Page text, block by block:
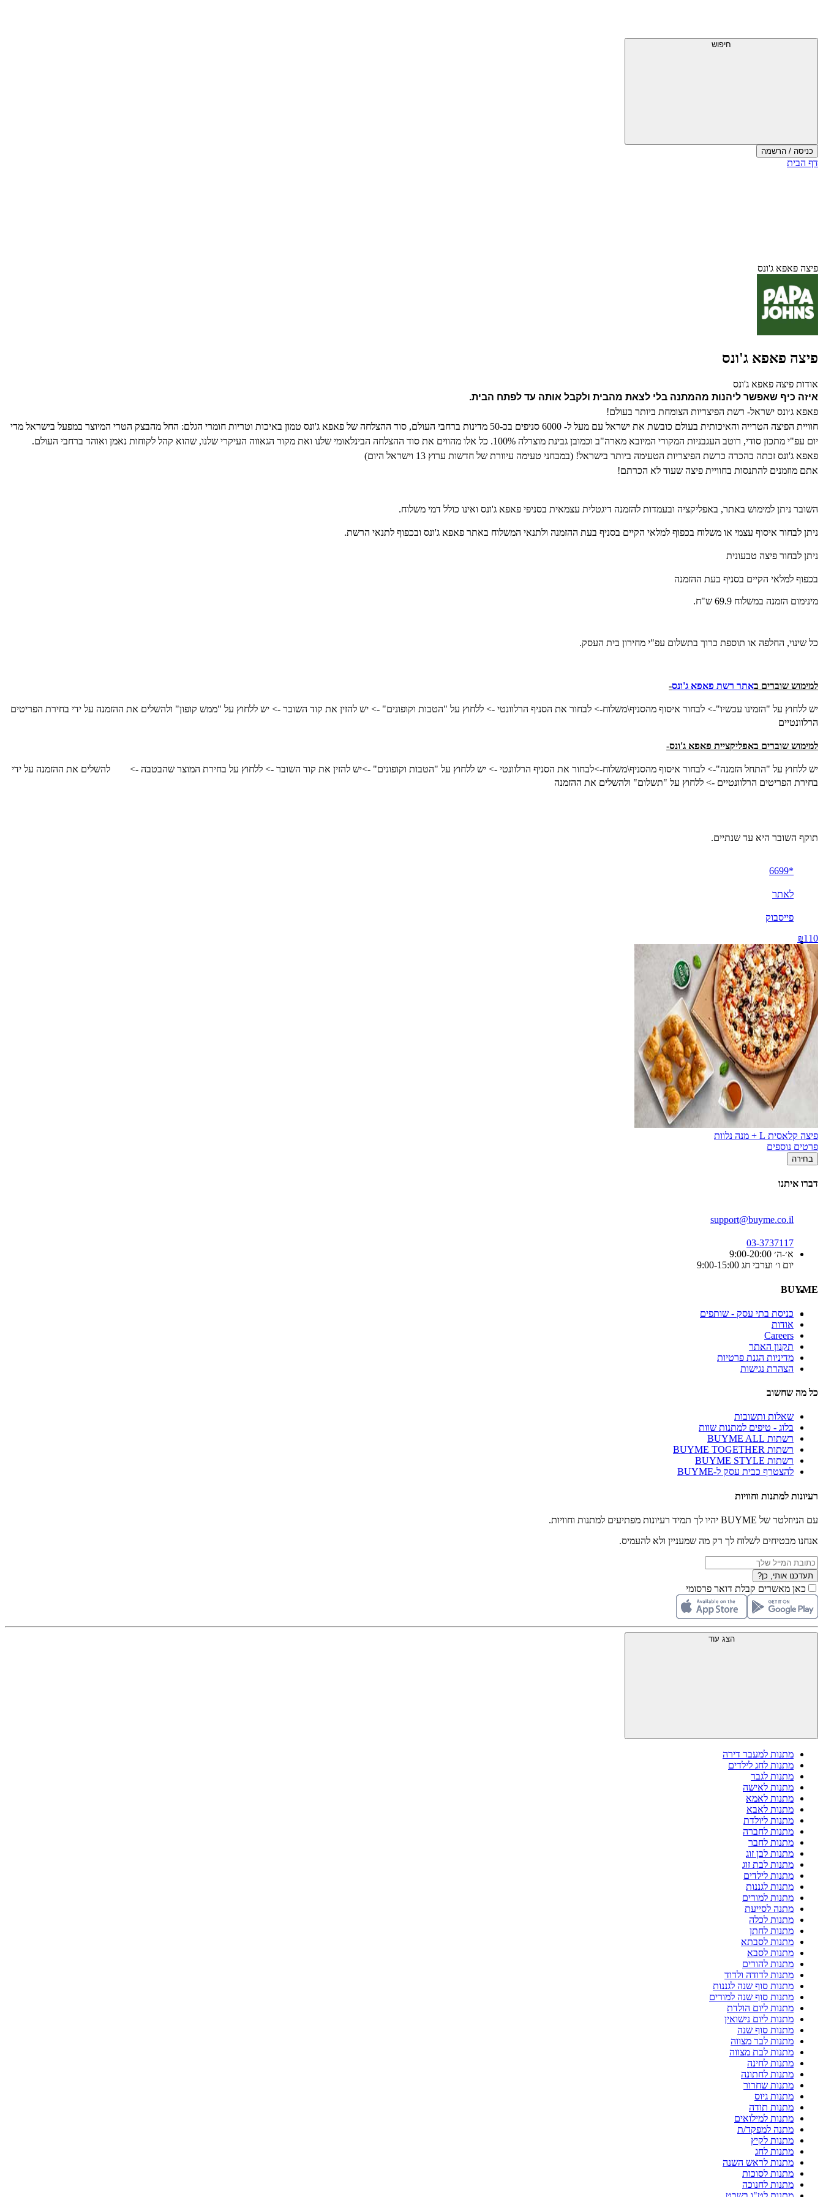
חיפוש
כניסה / הרשמה
דף הבית
פיצה פאפא ג'ונס
פיצה פאפא ג'ונס
אודות פיצה פאפא ג'ונס
איזה כיף שאפשר ליהנות מהמתנה בלי לצאת מהבית ולקבל אותה עד לפתח הבית.
פאפא ג׳ונס ישראל- רשת הפיצריות הצומחת ביותר בעולם!
חוויית הפיצה הטרייה והאיכותית בעולם כובשת את ישראל
עם מעל ל- 6000 סניפים בכ-50 מדינות ברחבי העולם, סוד ההצלחה של פאפא ג'ונס טמון באיכות וטריות חומרי הגלם: החל מהבצק הטרי המיוצר במפעל בישראל מדי
יום עפ"י מתכון סודי, רוטב העגבניות המקורי המיובא מארה"ב וכמובן גבינת מוצרלה 100%. כל אלו מהווים את סוד ההצלחה הבינלאומי שלנו ואת מקור הגאווה העיקרי שלנו, שהוא קהל לקוחות נאמן ואוהד ברחבי העולם.
פאפא ג'ונס זכתה בהכרה כרשת הפיצריות הטעימה ביותר בישראל! (במבחני טעימה עיוורת של חדשות ערוץ 13 וישראל היום)
אתם מוזמנים להתנסות בחוויית פיצה שעוד לא הכרתם!
השובר ניתן למימוש באתר, באפליקציה ובעמדות להזמנה דיגטלית עצמאית בסניפי פאפא ג'ונס ואינו כולל דמי משלוח.
ניתן לבחור איסוף עצמי או משלוח בכפוף למלאי הקיים בסניף בעת ההזמנה ולתנאי המשלוח באתר פאפא ג'ונס ובכפוף לתנאי הרשת.
ניתן לבחור פיצה טבעונית
בכפוף למלאי הקיים בסניף בעת ההזמנה
מינימום הזמנה במשלוח 69.9 ש"ח.
כל שינוי, החלפה או תוספת כרוך בתשלום עפ"י מחירון בית העסק.
למימוש שוברים באתר רשת פאפא ג'ונס-
יש ללחוץ על "הזמינו עכשיו"-> לבחור איסוף מהסניף\משלוח-> לבחור את הסניף הרלוונטי -> ללחוץ על "הטבות וקופונים" -> יש להזין את קוד השובר -> יש ללחוץ על "ממש קופון" ולהשלים את ההזמנה על ידי בחירת הפריטים
הרלוונטיים
למימוש שוברים באפליקציית פאפא ג'ונס-
יש ללחוץ על "התחל הזמנה"-> לבחור איסוף מהסניף\משלוח->לבחור את הסניף הרלוונטי -> יש ללחוץ על "הטבות וקופונים" ->יש להזין את קוד השובר -> ללחוץ על בחירת המוצר שהבטבה -> להשלים את ההזמנה על ידי
בחירת הפריטים הרלוונטיים -> ללחוץ על "תשלום" ולהשלים את ההזמנה
תוקף השובר היא עד שנתיים.
*6699
לאתר
פייסבוק
₪110
פיצה קלאסית L + מנה נלוות
פרטים נוספים
בחירה
דברו איתנו
support@buyme.co.il
03-3737117
א׳-ה׳ 9:00-20:00
יום ו׳ וערבי חג 9:00-15:00
BUYME
כניסת בתי עסק - שותפים
אודות
Careers
תקנון האתר
מדיניות הגנת פרטיות
הצהרת נגישות
כל מה שחשוב
שאלות ותשובות
בלוג - טיפים למתנות שוות
רשתות BUYME ALL
רשתות BUYME TOGETHER
רשתות BUYME STYLE
להצטרף כבית עסק ל-BUYME
רעיונות למתנות וחוויות
עם הניוזלטר של BUYME יהיו לך תמיד רעיונות מפתיעים למתנות וחוויות.
אנחנו מבטיחים לשלוח לך רק מה שמעניין ולא להעמיס.
תעדכנו אותי, כן?
כאן מאשרים קבלת דואר פרסומי
הצג עוד
מתנות למעבר דירה
מתנות לחג לילדים
מתנות לגבר
מתנות לאישה
מתנות לאמא
מתנות לאבא
מתנות ליולדת
מתנות לחברה
מתנות לחבר
מתנות לבן זוג
מתנות לבת זוג
מתנות לילדים
מתנות לגננות
מתנות למורים
מתנה לסייעת
מתנות לכלה
מתנות לחתן
מתנות לסבתא
מתנות לסבא
מתנות להורים
מתנות לדודה ולדוד
מתנות סוף שנה לגננות
מתנות סוף שנה למורים
מתנות ליום הולדת
מתנות ליום נישואין
מתנות סוף שנה
מתנות לבר מצווה
מתנות לבת מצווה
מתנות לחינה
מתנות לחתונה
מתנות שחרור
מתנות גיוס
מתנות תודה
מתנות למילואים
מתנה למפקד/ת
מתנות לקיץ
מתנות לחג
מתנות לראש השנה
מתנות לסוכות
מתנות לחנוכה